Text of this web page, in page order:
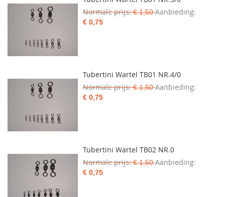
Normale prijs € 1,50 Aanbieding
€ 0,75
Tubertini Wartel TB01 NR.4/0
Normale prijs € 1,50 Aanbieding
€ 0,75
Tubertini Wartel TB02 NR.0
Normale prijs € 1,50 Aanbieding
€ 0,75